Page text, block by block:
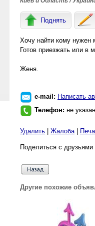
Поднять
Хочу найти кому нужен
Готов приезжать или в
Женя.
e-mail: Написать
Телефон: не указан
Удалить Жалоба|
Поделиться с
Другие похожие